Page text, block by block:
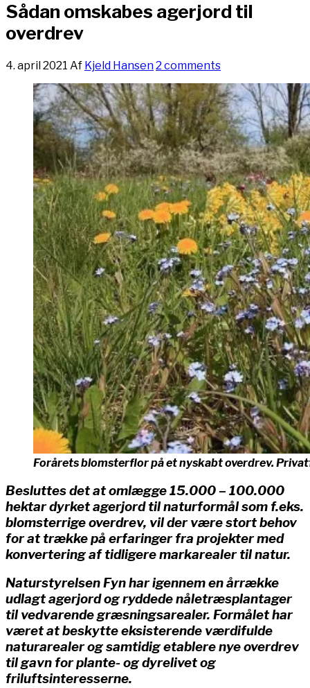
Sådan omskabes agerjord til
overdrev
4. april 2021 Af Kjeld Hansen2 comments
Forårets blomsterflor på et nyskabt overdrev.
Besluttes det at omlægge 15.000 – 100.000
hektar dyrket agerjord til naturformål som f.eks.
blomsterrige overdrev, vil der være stort behov
for at trække på erfaringer fra projekter med
konvertering af tidligere markarealer til natur.
Naturstyrelsen Fyn har igennem en årrække
udlagt agerjord og ryddede nåletræsplantager
til vedvarende græsningsarealer. Formålet har
været at beskytte eksisterende værdifulde
naturarealer og samtidig etablere nye overdrev
til gavn for plante- og dyrelivet og
friluftsinteresserne.